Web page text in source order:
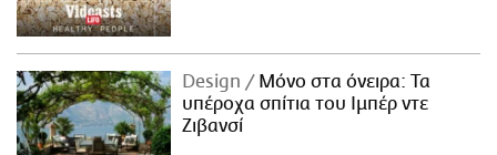
Design
Μόνο στα όνειρα: Τα
υπέροχα σπίτια του Ιμπέρ ντε
Ζιβανσί